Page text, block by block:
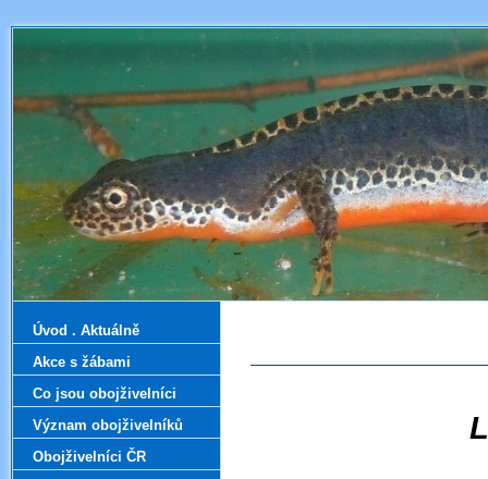
Úvod . Aktuálně
Akce s žábami
Co jsou obojživelníci
Význam obojživelníků
Obojživelníci ČR